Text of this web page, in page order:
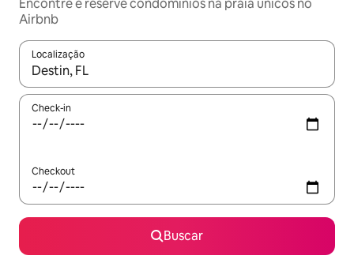
Encontre e reserve condomínios na praia únicos no
Airbnb
Localização
Quando os resultados estiverem disponíveis, explore-os
Check-in
Checkout
Buscar